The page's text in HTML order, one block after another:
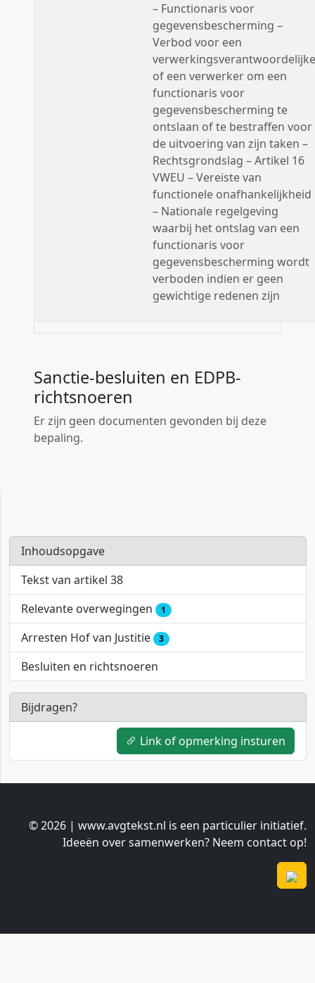
– Functionaris voor
gegevensbescherming –
Verbod voor een
verwerkingsverantwoordelijke
of een verwerker om een
functionaris voor
gegevensbescherming te
ontslaan of te bestraffen voor
de uitvoering van zijn taken –
Rechtsgrondslag – Artikel 16
VWEU – Vereiste van
functionele onafhankelijkheid
– Nationale regelgeving
waarbij het ontslag van een
functionaris voor
gegevensbescherming wordt
verboden indien er geen
gewichtige redenen zijn
Sanctie-besluiten en EDPB-
richtsnoeren
Er zijn geen documenten gevonden bij deze
bepaling.
Inhoudsopgave
Tekst van artikel 38
Relevante overwegingen
1
Arresten Hof van Justitie 3
Besluiten en richtsnoeren
Bijdragen?
Link of opmerking insturen
© 2026 | www.avgtekst.nl is een particulier initiatief.
Ideeën over samenwerken? Neem contact op!